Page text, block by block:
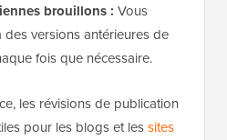
brouillons : Vous
des versions antérieures de
fois que nécessaire.
les révisions de publication
pour les blogs et lessites